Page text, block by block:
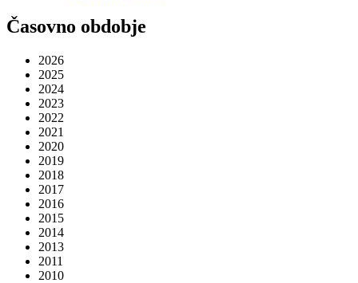
Časovno obdobje
2026
2025
2024
2023
2022
2021
2020
2019
2018
2017
2016
2015
2014
2013
2011
2010